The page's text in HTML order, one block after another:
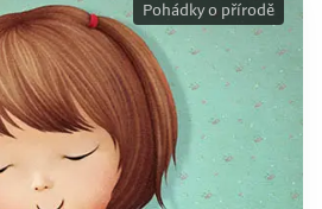
Pohádky o přírodě